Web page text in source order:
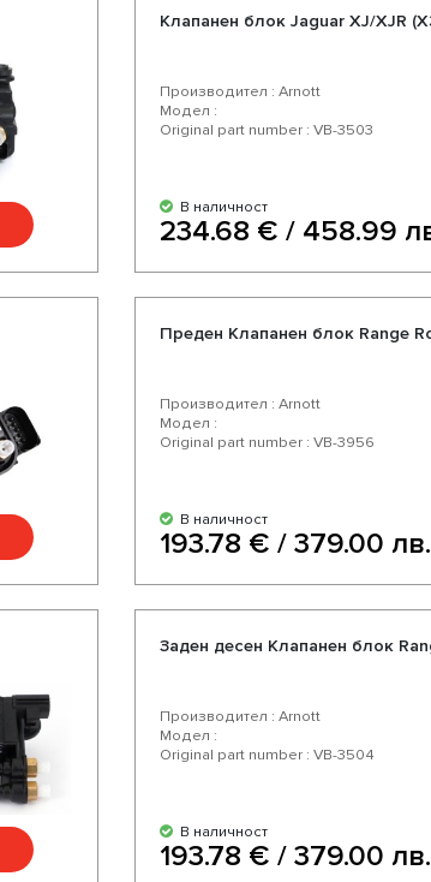
Клапанен блок Jaguar XJ/XJR
Производител : Arnott
Модел :
Original part number : VB-3503
В наличност
234.68 € / 458.99
Преден Клапанен блок Range
Производител : Arnott
Модел :
Original part number : VB-3956
В наличност
193.78 € / 379.00 лв.
Заден десен Клапанен блок
Производител : Arnott
Модел :
Original part number : VB-3504
В наличност
193.78 € / 379.00 лв.